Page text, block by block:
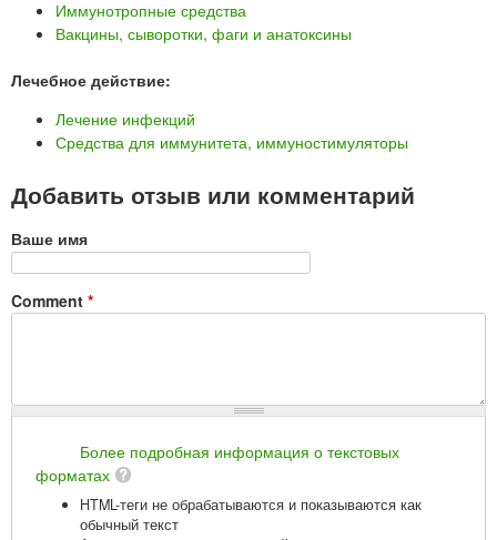
Иммунотропные средства
Вакцины, сыворотки, фаги и анатоксины
Лечебное действие:
Лечение инфекций
Средства для иммунитета, иммуностимуляторы
Добавить отзыв или комментарий
Ваше имя
Comment *
Более подробная информация о текстовых
форматах
HTML-теги не обрабатываются и показываются как
обычный текст